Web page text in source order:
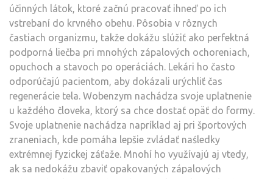
účinných látok, ktoré začnú pracovať ihneď po ich
vstrebaní do krvného obehu. Pôsobia v rôznych
častiach organizmu, takže dokážu slúžiť ako perfektná
podporná liečba pri mnohých zápalových ochoreniach,
opuchoch a stavoch po operáciách. Lekári ho často
odporúčajú pacientom, aby dokázali urýchliť čas
regenerácie tela. Wobenzym nachádza svoje uplatnenie
u každého človeka, ktorý sa chce dostať opäť do formy.
Svoje uplatnenie nachádza napríklad aj pri športových
zraneniach, kde pomáha lepšie zvládať naśledky
extrémnej fyzickej záťaže. Mnohí ho využívajú aj vtedy,
ak sa nedokážu zbaviť opakovaných zápalových